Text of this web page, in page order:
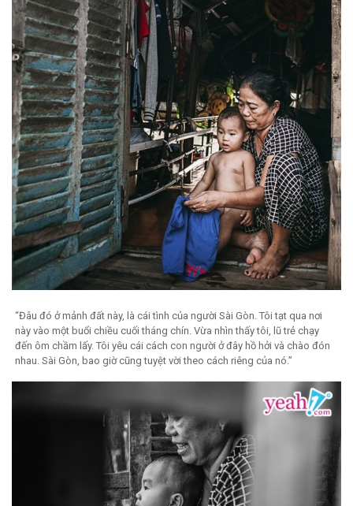
“Đâu đó ở mảnh đất này, là cái tình của người Sài Gòn. Tôi tạt qua nơi
này vào một buổi chiều cuối tháng chín. Vừa nhìn thấy tôi, lũ trẻ chạy
đến ôm chầm lấy. Tôi yêu cái cách con người ở đây hồ hởi và chào đón
nhau. Sài Gòn, bao giờ cũng tuyệt vời theo cách riêng của nó.”